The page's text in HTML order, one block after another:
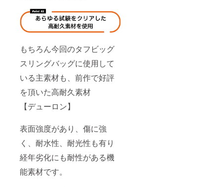
もちろん今回のタフビッグ
スリングバッグに使用して
いる主素材も、前作で好評
を頂いた高耐久素材
【デューロン】
表面強度があり、傷に強
く、耐水性、耐光性も有り
経年劣化にも耐性がある機
能素材です。